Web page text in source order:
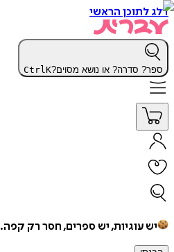
דלג לתוכן הראשי
ספר? סדרה? או נושא מסוים? CtrlK
יש עוגיות, יש ספרים, חסר רק קפה.